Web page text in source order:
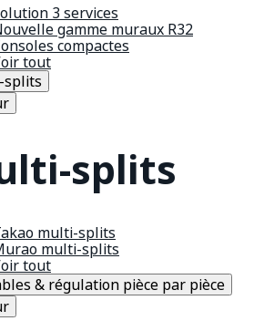
3 services
gamme muraux R32
compactes
tout
splits
multi-splits
multi-splits
tout
& régulation pièce par pièce